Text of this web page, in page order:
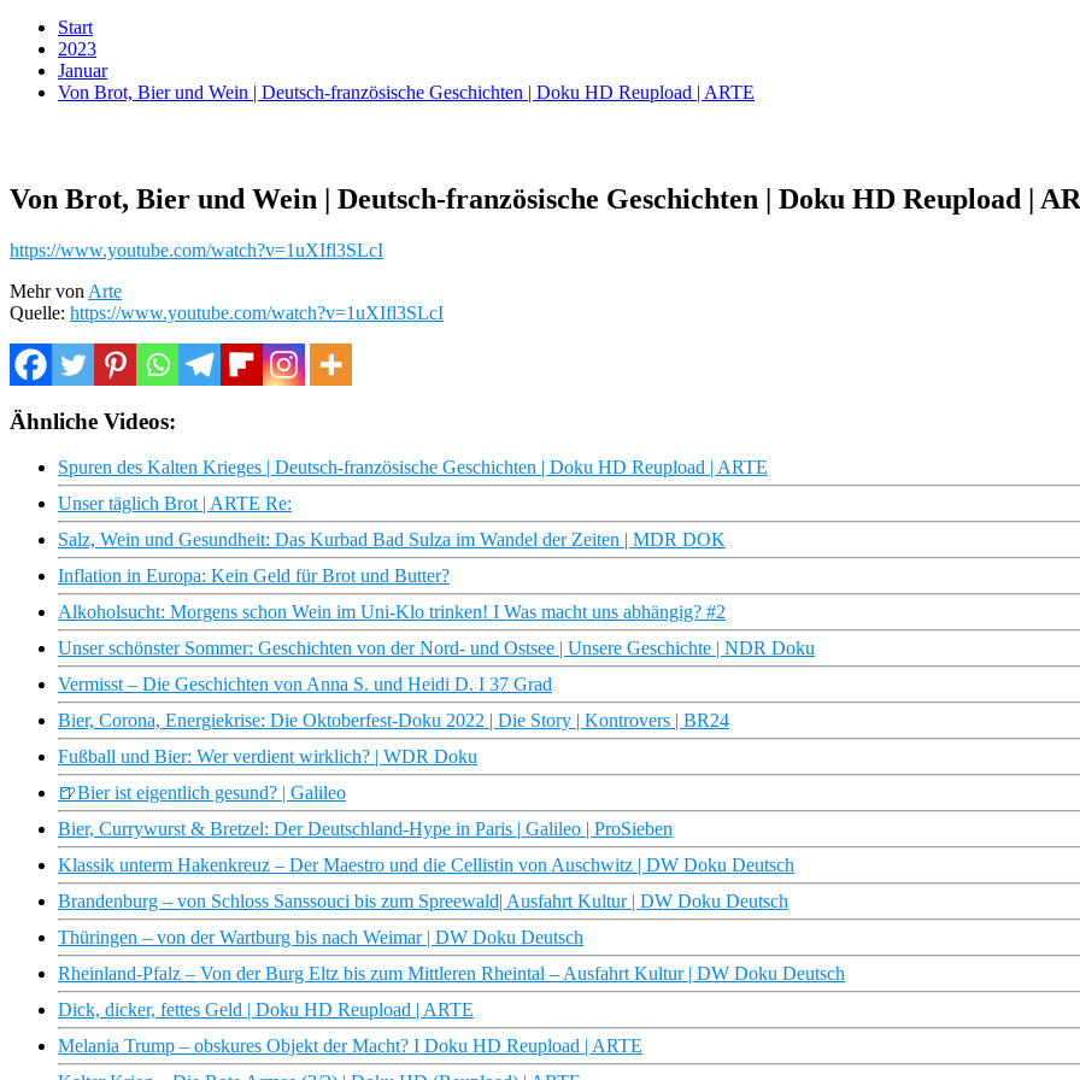
Start
2023
Januar
Von Brot, Bier und Wein | Deutsch-französische Geschichten | Doku HD Reupload | ARTE
Von Brot, Bier und Wein | Deutsch-französische Geschichten | Doku HD Reupload |
https://www.youtube.com/watch?v=1uXIfl3SLcI
Mehr von Arte
Quelle: https://www.youtube.com/watch?v=1uXIfl3SLcI
Ähnliche Videos:
Spuren des Kalten Krieges | Deutsch-französische Geschichten | Doku HD Reupload | ARTE
Unser täglich Brot | ARTE Re:
Salz, Wein und Gesundheit: Das Kurbad Bad Sulza im Wandel der Zeiten | MDR DOK
Inflation in Europa: Kein Geld für Brot und Butter?
Alkoholsucht: Morgens schon Wein im Uni-Klo trinken! I Was macht uns abhängig? #2
Unser schönster Sommer: Geschichten von der Nord- und Ostsee | Unsere Geschichte | NDR Doku
Vermisst – Die Geschichten von Anna S. und Heidi D. I 37 Grad
Bier, Corona, Energiekrise: Die Oktoberfest-Doku 2022 | Die Story | Kontrovers | BR24
Fußball und Bier: Wer verdient wirklich? | WDR Doku
🍺Bier ist eigentlich gesund? | Galileo
Bier, Currywurst & Bretzel: Der Deutschland-Hype in Paris | Galileo | ProSieben
Klassik unterm Hakenkreuz – Der Maestro und die Cellistin von Auschwitz | DW Doku Deutsch
Brandenburg – von Schloss Sanssouci bis zum Spreewald| Ausfahrt Kultur | DW Doku Deutsch
Thüringen – von der Wartburg bis nach Weimar | DW Doku Deutsch
Rheinland-Pfalz – Von der Burg Eltz bis zum Mittleren Rheintal – Ausfahrt Kultur | DW Doku Deutsch
Dick, dicker, fettes Geld | Doku HD Reupload | ARTE
Melania Trump – obskures Objekt der Macht? I Doku HD Reupload | ARTE